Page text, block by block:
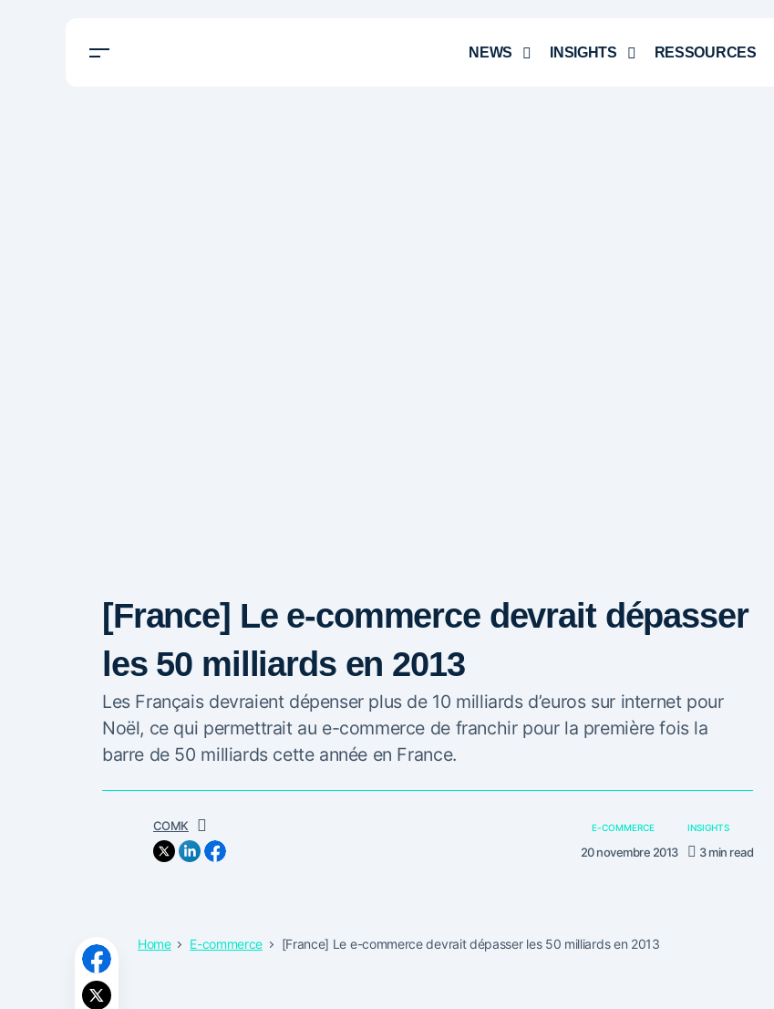
NEWS INSIGHTS RESSOURCES
[France] Le e-commerce devrait dépasser
les 50 milliards en 2013
Les Français devraient dépenser plus de 10 milliards d’euros sur internet pour
Noël, ce qui permettrait au e-commerce de franchir pour la première fois la
barre de 50 milliards cette année en France.
COMK E-COMMERCE INSIGHTS
20 novembre 2013 3 min read
Home E-commerce [France] Le e-commerce devrait dépasser les 50 milliards en 2013